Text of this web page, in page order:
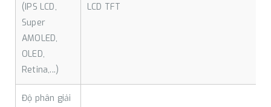
(IPS LCD,
Super
AMOLED,
OLED,
Retina,...)
LCD TFT
Độ phân giải